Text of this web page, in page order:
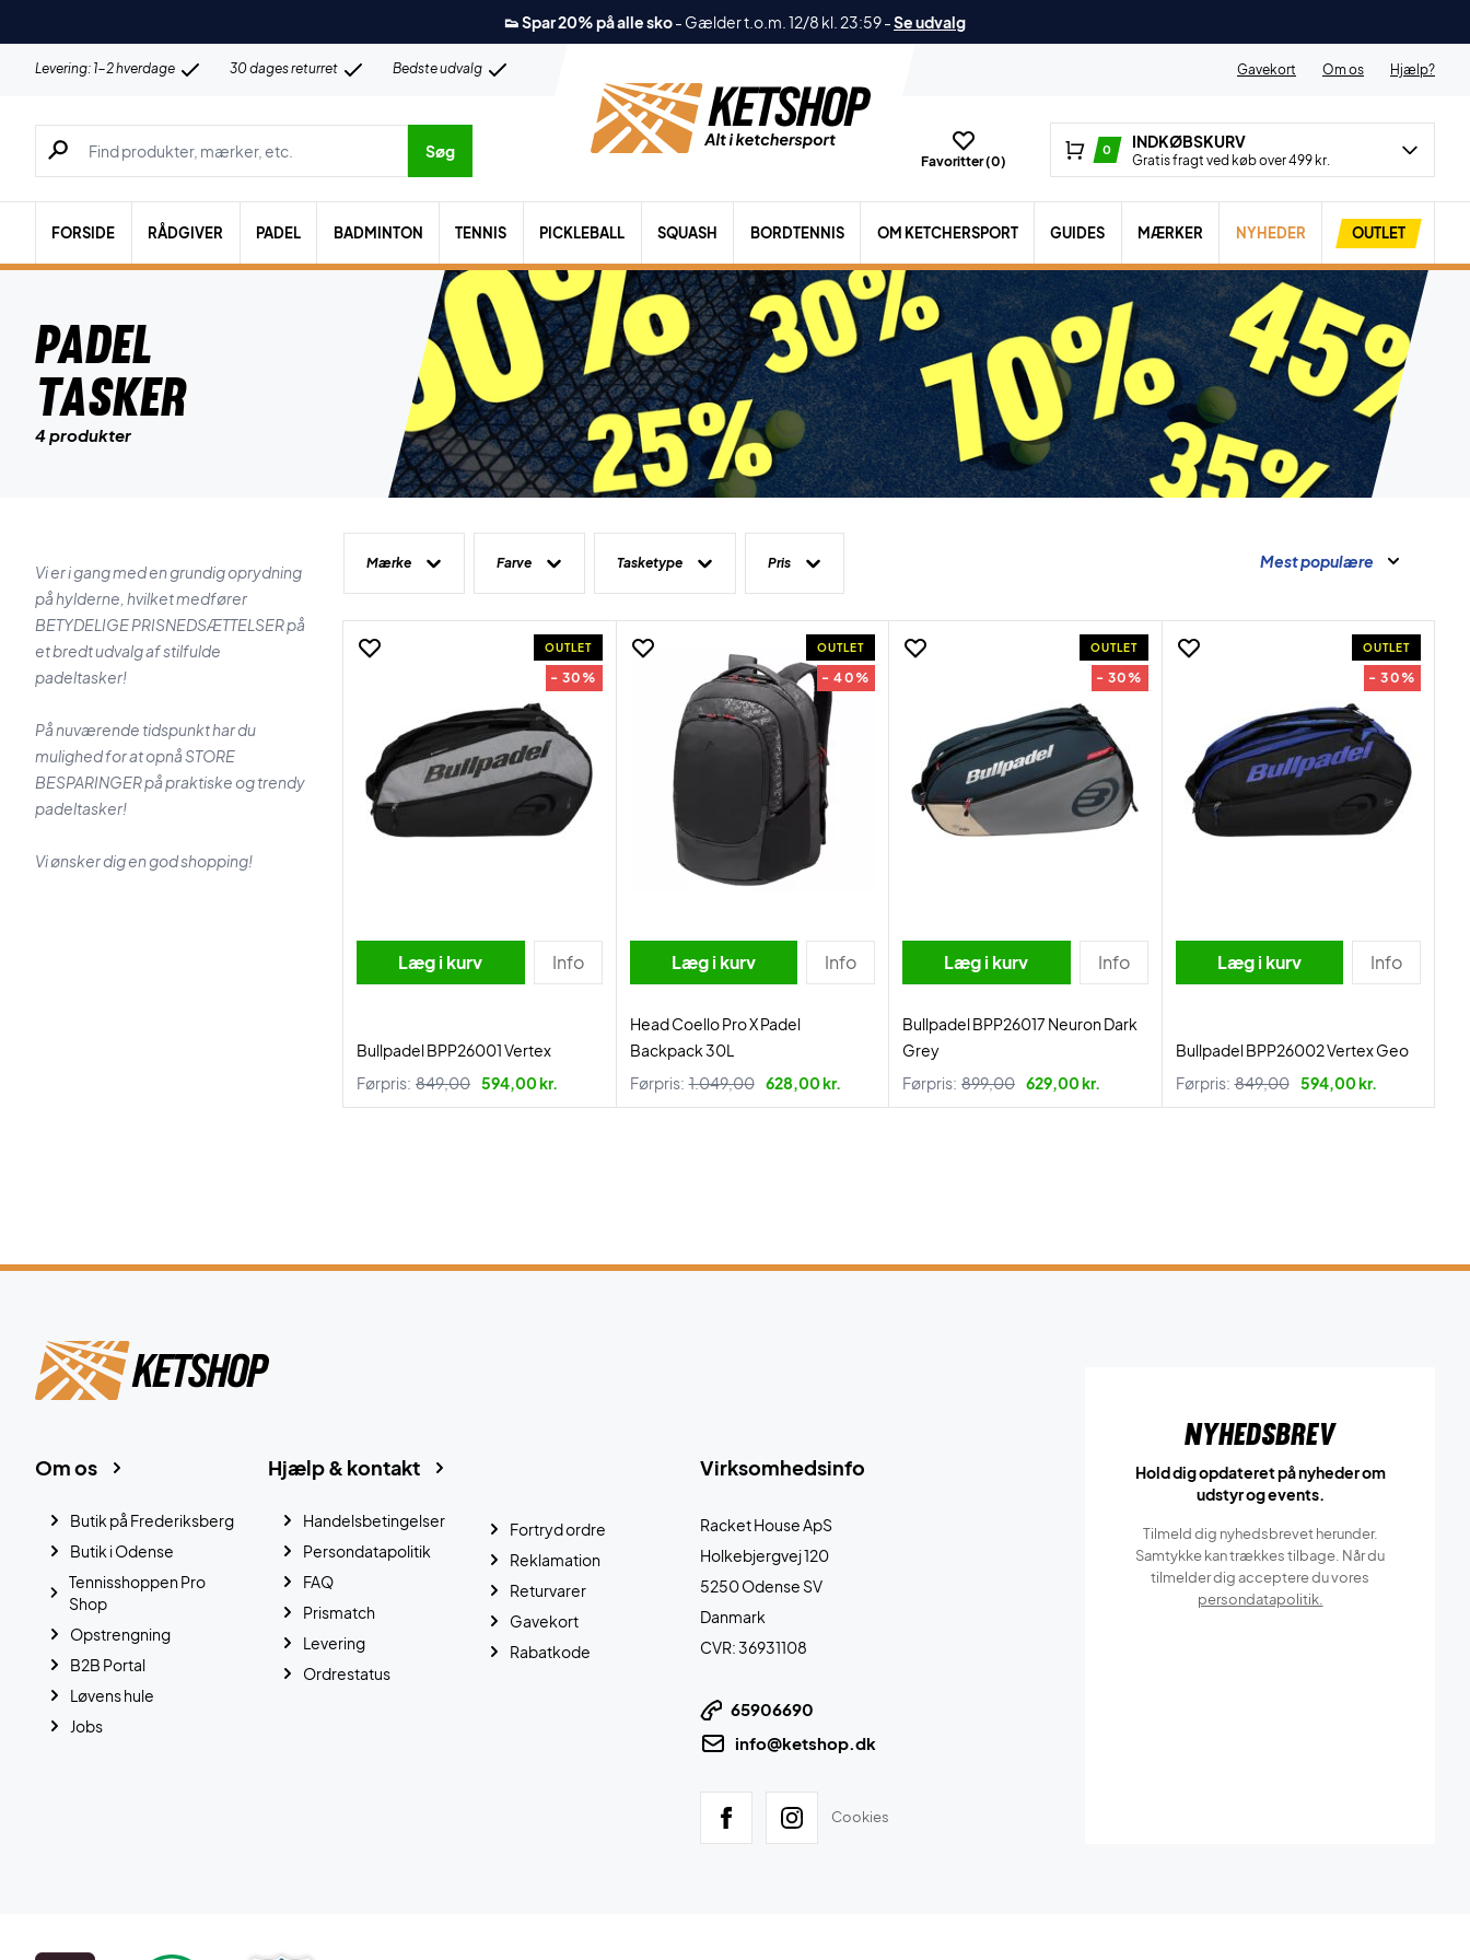
👟 Spar 20% på alle sko- Gælder t.o.m. 12/8 kl. 23:59-Se udvalg
Levering: 1-2 hverdage 30 dages returret Bedste udvalg Gavekort Om os Hjælp?
Søg efter produkter, mærker etc.
Søg
Favoritter (0)
0 INDKØBSKURV
Gratis fragt ved køb over 499 kr.
FORSIDE RÅDGIVER PADEL BADMINTON TENNIS PICKLEBALL SQUASH BORDTENNIS OM KETCHERSPORT GUIDES MÆRKER NYHEDER OUTLET
Padel
Tasker
4 produkter
Vi er i gang med en grundig oprydning
på hylderne, hvilket medfører
BETYDELIGE PRISNEDSÆTTELSER på
et bredt udvalg af stilfulde
padeltasker!
På nuværende tidspunkt har du
mulighed for at opnå STORE
BESPARINGER på praktiske og trendy
padeltasker!
Vi ønsker dig en god shopping!
Mærke Farve Tasketype Pris Mest populære
OUTLET
- 30%
Læg i kurv Info
Bullpadel BPP26001 Vertex
Førpris: 849,00 594,00 kr.
OUTLET
- 40%
Læg i kurv Info
Head Coello Pro X Padel
Backpack 30L
Førpris: 1.049,00 628,00 kr.
OUTLET
- 30%
Læg i kurv Info
Bullpadel BPP26017 Neuron Dark
Grey
Førpris: 899,00 629,00 kr.
OUTLET
- 30%
Læg i kurv Info
Bullpadel BPP26002 Vertex Geo
Førpris: 849,00 594,00 kr.
Virksomhedsinfo
Racket House ApS
Holkebjergvej 120
5250 Odense SV
Danmark
CVR: 36931108
65906690
info@ketshop.dk
Cookies
Hjælp & kontakt
Handelsbetingelser
Persondatapolitik
FAQ
Prismatch
Levering
Ordrestatus
Fortryd ordre
Reklamation
Returvarer
Gavekort
Rabatkode
Om os
Butik på Frederiksberg
Butik i Odense
Tennisshoppen Pro
Shop
Opstrengning
B2B Portal
Løvens hule
Jobs
Nyhedsbrev
Hold dig opdateret på nyheder om
udstyr og events.
Tilmeld dig nyhedsbrevet herunder.
Samtykke kan trækkes tilbage. Når du
tilmelder dig acceptere du vores
persondatapolitik.